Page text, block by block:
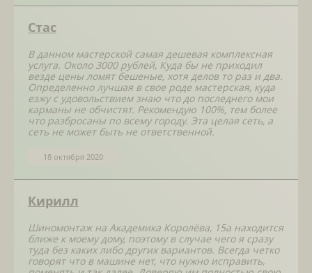
Стас
В данном мастерской самая дешевая комплексная
услуга. Около 3000 рублей, Куда бы не приходил
везде цены ломят бешеные, хотя делов то раз и два.
Определенно лучшая в свое роде мастерская, куда
езжу с удовольствием знаю что до последнего мои
карманы не обчистят. Рекомендую 100%, тем более
что разбросаны по всему городу. Эта целая сеть, а
сеть не может быть не ответственной.
18 октября 2020
Кирилл
Шиномонтаж на Академика Королёва, 15а находится
ближе к моему дому, поэтому в случае чего я сразу
туда без каких либо других вариантов. Всегда четко
говорят что в машине нет, что нужно исправить,